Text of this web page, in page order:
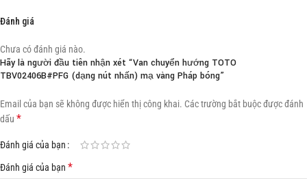
Đánh giá
Chưa có đánh giá nào.
Hãy là người đầu tiên nhận xét “Van chuyển hướng TOTO
TBV02406B#PFG (dạng nút nhấn) mạ vàng Pháp bóng”
Email của bạn sẽ không được hiển thị công khai. Các trường bắt buộc được đánh
dấu *
Đánh giá của bạn
Đánh giá của bạn *